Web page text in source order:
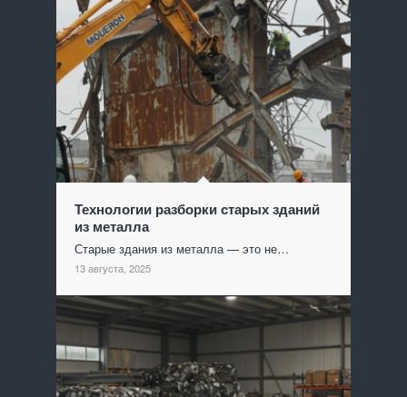
Технологии разборки старых зданий
из металла
Старые здания из металла — это не…
13 августа, 2025